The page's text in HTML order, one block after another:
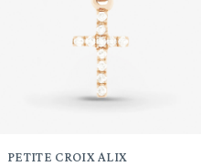
PETITE CROIX ALIX